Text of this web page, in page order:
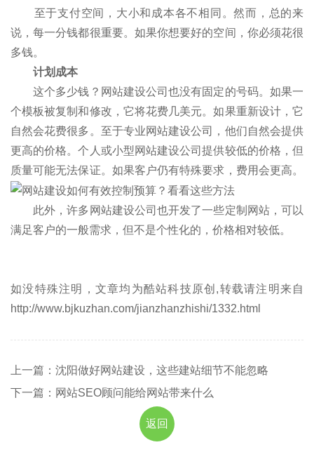
至于支付空间，大小和成本各不相同。然而，总的来
说，每一分钱都很重要。如果你想要好的空间，你必须花很
多钱。
计划成本
这个多少钱？网站建设公司也没有固定的号码。如果一
个模板被复制和修改，它将花费几美元。如果重新设计，它
自然会花费很多。至于专业网站建设公司，他们自然会提供
更高的价格。个人或小型网站建设公司提供较低的价格，但
质量可能无法保证。如果客户仍有特殊要求，费用会更高。
此外，许多网站建设公司也开发了一些定制网站，可以
满足客户的一般需求，但不是个性化的，价格相对较低。
如没特殊注明，文章均为酷站科技原创,转载请注明来自
http://www.bjkuzhan.com/jianzhanzhishi/1332.html
上一篇：沈阳做好网站建设，这些建站细节不能忽略
下一篇：网站SEO顾问能给网站带来什么
返回